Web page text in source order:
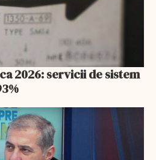
2026: servicii de sistem